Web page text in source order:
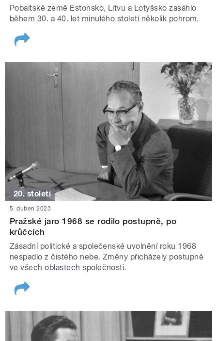
Pobaltské země Estonsko, Litvu a Lotyšsko zasáhlo
během 30. a 40. let minulého století několik pohrom.
20. století
5. duben 2023
Pražské jaro 1968 se rodilo postupně, po
krůčcích
Zásadní politické a společenské uvolnění roku 1968
nespadlo z čistého nebe. Změny přicházely postupně
ve všech oblastech společnosti.